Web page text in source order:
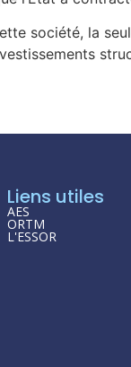
société, la
Liens utiles
AES
ORTM
L'ESSOR